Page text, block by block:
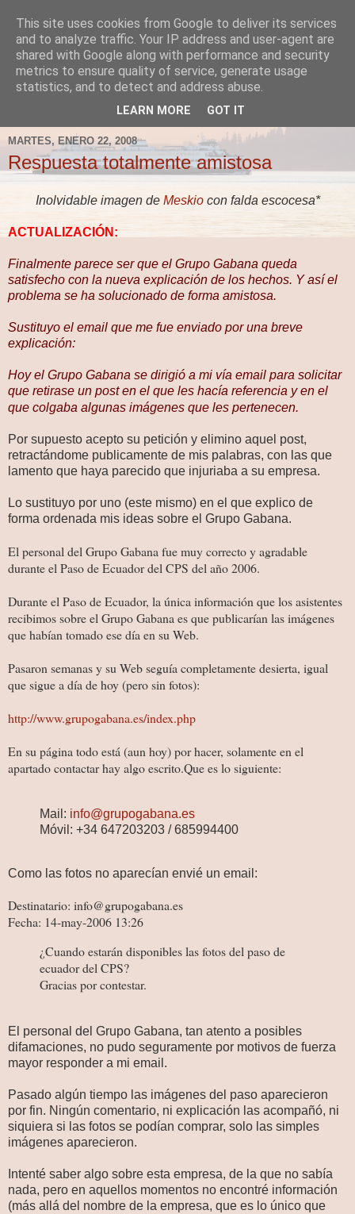
Fergus el Destructor
Blog sobre lo que le apetece escribir a Fergus, en el caso
de que le apetezca escribir.
MARTES, ENERO 22, 2008
Respuesta totalmente amistosa
Inolvidable imagen de Meskiocon falda escocesa*
ACTUALIZACIÓN:
Finalmente parece ser que el Grupo Gabana queda
satisfecho con la nueva explicación de los hechos. Y así el
problema se ha solucionado de forma amistosa.
Sustituyo el email que me fue enviado por una breve
explicación:
Hoy el Grupo Gabana se dirigió a mi vía email para solicitar
que retirase un post en el que les hacía referencia y en el
que colgaba algunas imágenes que les pertenecen.
Por supuesto acepto su petición y elimino aquel post,
retractándome publicamente de mis palabras, con las que
lamento que haya parecido que injuriaba a su empresa.
Lo sustituyo por uno (este mismo) en el que explico de
forma ordenada mis ideas sobre el Grupo Gabana.
El personal del Grupo Gabana fue muy correcto y agradable
durante el Paso de Ecuador del CPS del año 2006.
Durante el Paso de Ecuador, la única información que los asistentes
recibimos sobre el Grupo Gabana es que publicarían las imágenes
que habían tomado ese día en su Web.
Pasaron semanas y su Web seguía completamente desierta, igual
que sigue a día de hoy (pero sin fotos):
http://www.grupogabana.es/index.php
En su página todo está (aun hoy) por hacer, solamente en el
apartado contactar hay algo escrito.Que es lo siguiente:
Mail: info@grupogabana.es
Móvil: +34 647203203 / 685994400
Como las fotos no aparecían envié un email:
Destinatario: info@grupogabana.es
Fecha: 14-may-2006 13:26
¿Cuando estarán disponibles las fotos del paso de
ecuador del CPS?
Gracias por contestar.
El personal del Grupo Gabana, tan atento a posibles
difamaciones, no pudo seguramente por motivos de fuerza
mayor responder a mi email.
Pasado algún tiempo las imágenes del paso aparecieron
por fin. Ningún comentario, ni explicación las acompañó, ni
siquiera si las fotos se podían comprar, solo las simples
imágenes aparecieron.
Intenté saber algo sobre esta empresa, de la que no sabía
nada, pero en aquellos momentos no encontré información
(más allá del nombre de la empresa, que es lo único que
This site uses cookies from Google to deliver its services
and to analyze traffic. Your IP address and user-agent are
shared with Google along with performance and security
metrics to ensure quality of service, generate usage
statistics, and to detect and address abuse.
LEARN MORE GOT IT